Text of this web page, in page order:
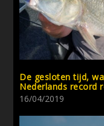
De gesloten tijd,
Nederlands record
16/04/2019